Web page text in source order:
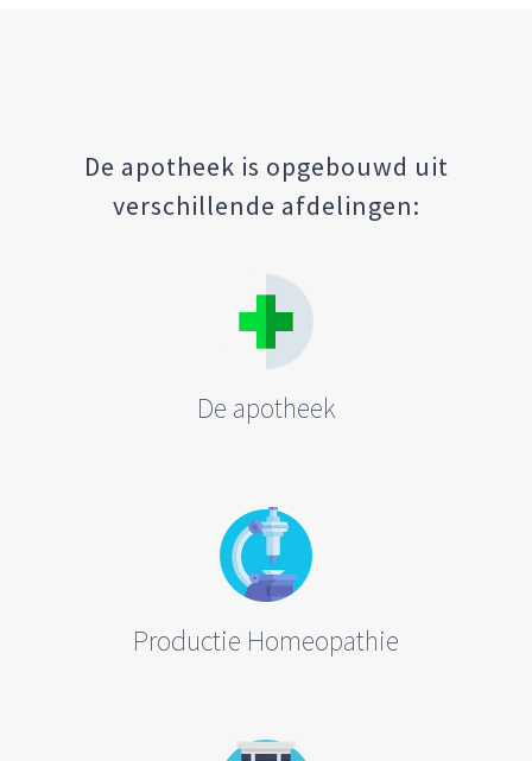
De apotheek is opgebouwd uit
verschillende afdelingen:
De apotheek
Productie Homeopathie